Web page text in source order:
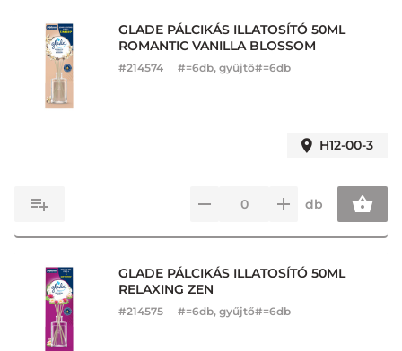
GLADE PÁLCIKÁS ILLATOSÍTÓ 50ML
ROMANTIC VANILLA BLOSSOM
#214574 #=6db, gyűjtő#=6db
H12-00-3
db
GLADE PÁLCIKÁS ILLATOSÍTÓ 50ML
RELAXING ZEN
#214575 #=6db, gyűjtő#=6db